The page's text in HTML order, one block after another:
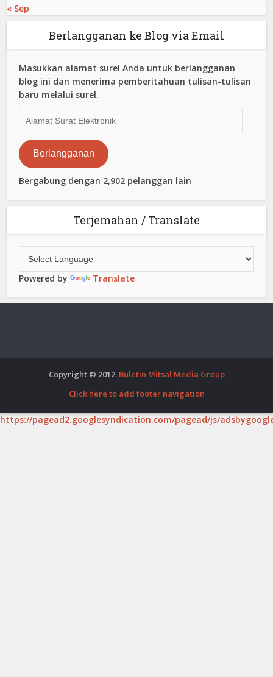
« Sep
Berlangganan ke Blog via Email
Masukkan alamat surel Anda untuk berlangganan
blog ini dan menerima pemberitahuan tulisan-tulisan
baru melalui surel.
Surat
Elektronik
Berlangganan
Bergabung dengan 2,902 pelanggan lain
Terjemahan / Translate
Powered by Translate
Copyright © 2012. Buletin Mitsal Media Group
Click here to add footer navigation
https://pagead2.googlesyndication.com/pagead/js/